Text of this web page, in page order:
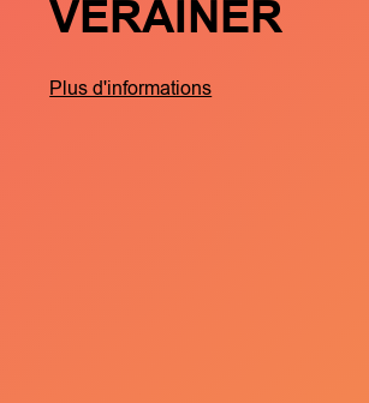
VERÄINER
Plus d'informations